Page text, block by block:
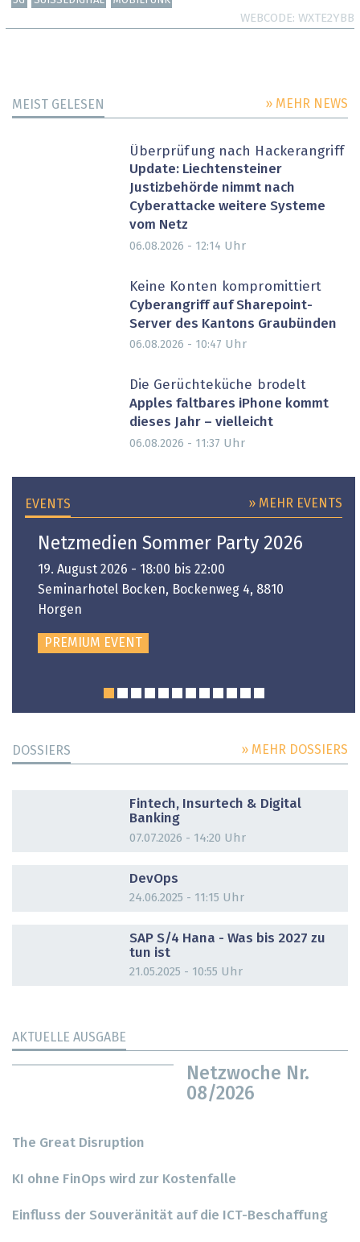
WEBCODE WXTE2YBB
MEIST GELESEN » MEHR NEWS
Überprüfung nach Hackerangriff
Update: Liechtensteiner
Justizbehörde nimmt nach
Cyberattacke weitere Systeme
vom Netz
06.08.2026 - 12:14 Uhr
Keine Konten kompromittiert
Cyberangriff auf Sharepoint-
Server des Kantons Graubünden
06.08.2026 - 10:47 Uhr
Die Gerüchteküche brodelt
Apples faltbares iPhone kommt
dieses Jahr – vielleicht
06.08.2026 - 11:37 Uhr
EVENTS » MEHR EVENTS
Netzmedien Sommer Party 2026
19. August 2026 - 18:00 bis 22:00
Seminarhotel Bocken, Bockenweg 4, 8810
Horgen
PREMIUM EVENT
DOSSIERS » MEHR DOSSIERS
Fintech, Insurtech & Digital
Banking
07.07.2026 - 14:20 Uhr
DevOps
24.06.2025 - 11:15 Uhr
SAP S/4 Hana - Was bis 2027 zu
tun ist
21.05.2025 - 10:55 Uhr
AKTUELLE AUSGABE
Netzwoche Nr.
08/2026
The Great Disruption
KI ohne FinOps wird zur Kostenfalle
Einfluss der Souveränität auf die ICT-Beschaffung